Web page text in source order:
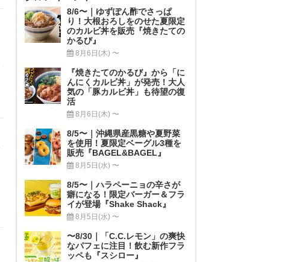
8/6〜｜ゆずぽん酢でさっぱ
り！大根おろしをのせた夏限定
のカルビ丼を販売『焼きたての
かるび』
8月6日(木) 〜
『焼きたてのかるび』から「に
んにくカルビ丼」が発売！大人
気の「豚カルビ丼」も待望の復
活
8月6日(木) 〜
8/5〜｜沖縄県産黒糖や夏野菜
を使用！夏限定ベーグル3種を
販売『BAGEL&BAGEL』
8月5日(水) 〜
8/5〜｜ハラペーニョの辛さが
癖になる！限定バーガー＆フラ
イが登場『Shake Shack』
8月5日(水) 〜
〜8/30｜「C.C.レモン」の爽快
なパフェに注目！飲む新作フラ
ッペも『スシロー』